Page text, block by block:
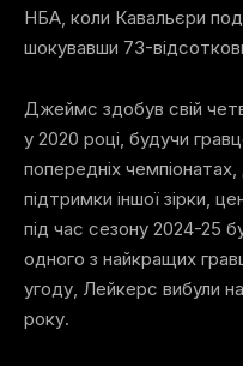
НБА, коли Кавальєри
шокувавши 73-
Джеймс здобув свій
у 2020 році, будучи
попередніх
підтримки іншої зірки,
під час сезону 2024-25
одного з найкращих
угоду, Лейкерс вибули
року.